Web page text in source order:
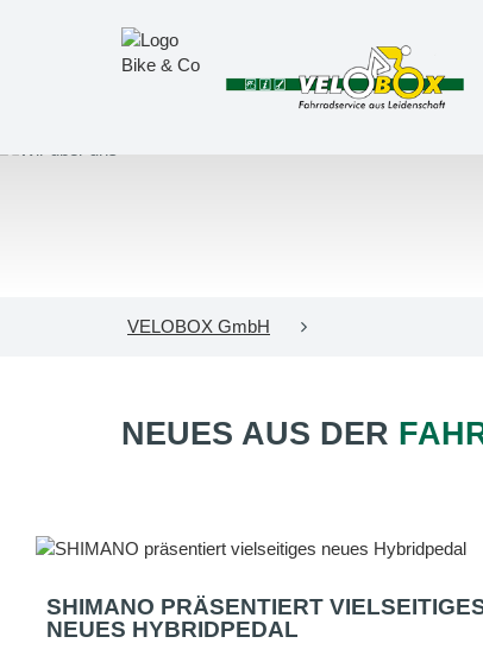
VELOBOX GmbH
NEUES AUS DER
SHIMANO PRÄSENTIERT
NEUES HYBRIDPEDAL